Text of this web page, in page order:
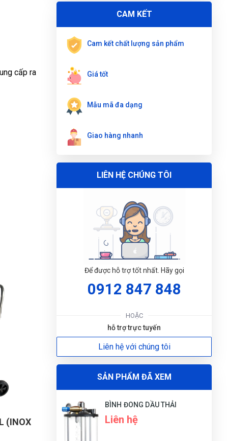
cấp ra
(INOX
phẩmBÌNH ĐONG DẦU THẢI
sản phẩm
Nguyễn Thị Ánh Nguyệt
mua sản phẩm
CAM KẾT
Cam kết chất lượng sản phẩm
Giá tốt
Mẫu mã đa dạng
Giao hàng nhanh
LIÊN HỆ CHÚNG TÔI
Để được hỗ trợ tốt nhất. Hãy gọi
0912 847 848
HOẶC
hỗ trợ trực tuyến
Liên hệ với chúng tôi
SẢN PHẨM ĐÃ XEM
BÌNH ĐONG DẦU THẢI
Liên hệ